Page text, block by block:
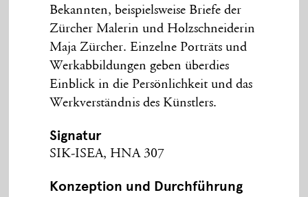
Bekannten, beispielsweise Briefe der
Zürcher Malerin und Holzschneiderin
Maja Zürcher. Einzelne Porträts und
Werkabbildungen geben überdies
Einblick in die Persönlichkeit und das
Werkverständnis des Künstlers.
Signatur
SIK-ISEA, HNA 307
Konzeption und Durchführung